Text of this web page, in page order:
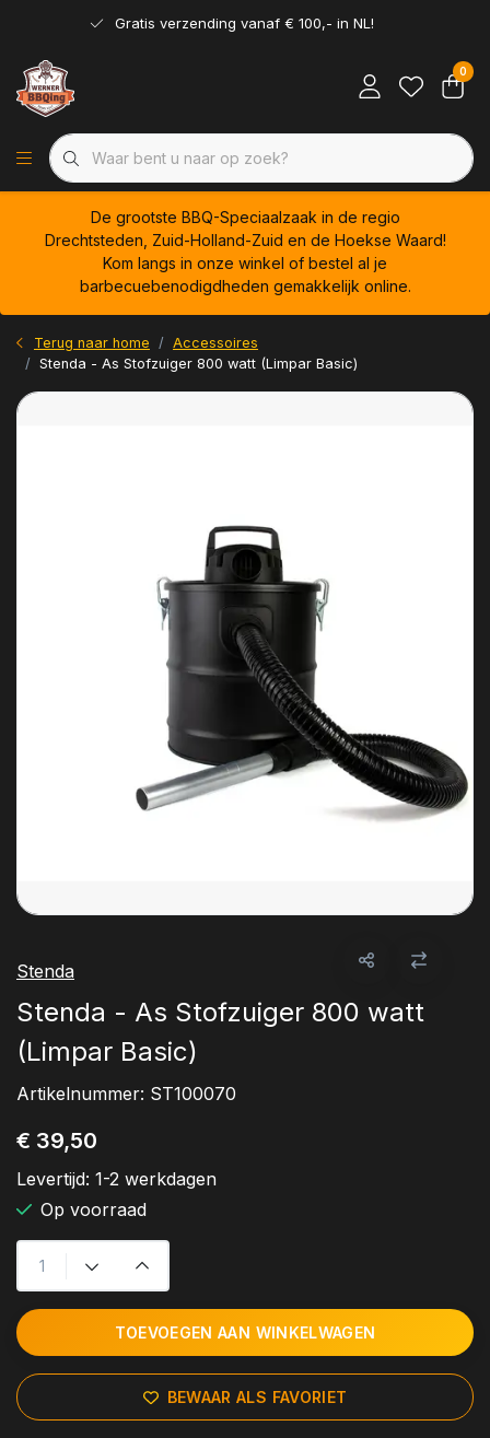
Gratis verzending vanaf € 100,- in NL!
0
De grootste BBQ-Speciaalzaak in de regio
Drechtsteden, Zuid-Holland-Zuid en de Hoekse Waard!
Kom langs in onze winkel of bestel al je
barbecuebenodigdheden gemakkelijk online.
Terug naar home
Accessoires
Stenda - As Stofzuiger 800 watt (Limpar Basic)
Stenda
Stenda - As Stofzuiger 800 watt
(Limpar Basic)
Artikelnummer: ST100070
€ 39,50
Levertijd: 1-2 werkdagen
Op voorraad
TOEVOEGEN AAN WINKELWAGEN
BEWAAR ALS FAVORIET